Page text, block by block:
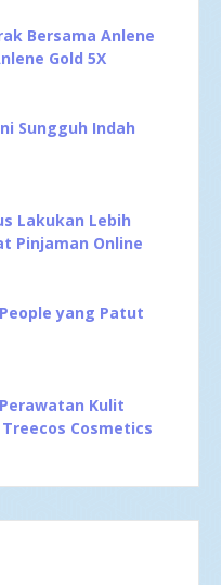
Bersama Anlene
Gold 5X
Sungguh Indah
Lakukan Lebih
Pinjaman Online
yang Patut
Kulit
Cosmetics